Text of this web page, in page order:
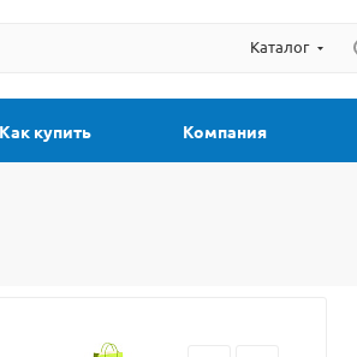
Каталог
Как купить Компания